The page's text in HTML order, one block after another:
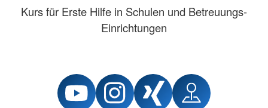
Kurs für Erste Hilfe in Schulen und Betreuungs-
Einrichtungen